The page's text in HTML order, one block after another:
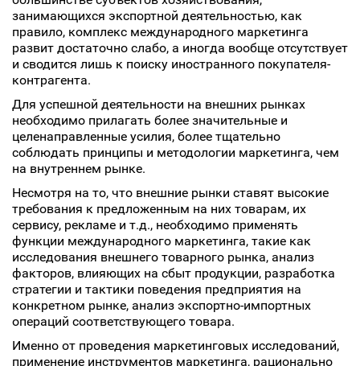
занимающихся экспортной деятельностью, как
правило, комплекс международного маркетинга
развит достаточно слабо, а иногда вообще отсутствует
и сводится лишь к поиску иностранного покупателя-
контрагента.
Для успешной деятельности на внешних рынках
необходимо прилагать более значительные и
целенаправленные усилия, более тщательно
соблюдать принципы и методологии маркетинга, чем
на внутреннем рынке.
Несмотря на то, что внешние рынки ставят высокие
требования к предложенным на них товарам, их
сервису, рекламе и т.д., необходимо применять
функции международного маркетинга, такие как
исследования внешнего товарного рынка, анализ
факторов, влияющих на сбыт продукции, разработка
стратегии и тактики поведения предприятия на
конкретном рынке, анализ экспортно-импортных
операций соответствующего товара.
Именно от проведения маркетинговых исследований,
применение инструментов маркетинга, рационально